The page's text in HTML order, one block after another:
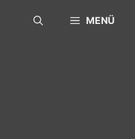
MENÜ